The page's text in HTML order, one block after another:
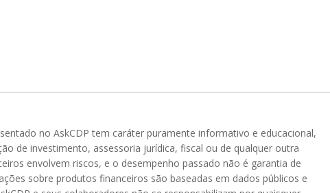
no AskCDP tem caráter puramente informativo e educacional,
de investimento, assessoria jurídica, fiscal ou de qualquer outra
envolvem riscos, e o desempenho passado não é garantia de
sobre produtos financeiros são baseadas em dados públicos e